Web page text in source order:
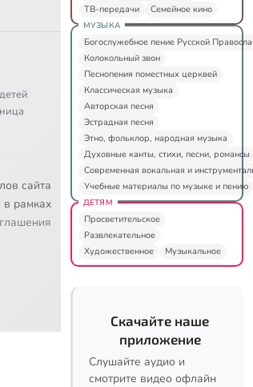
сайта
в рамках
ТВ-передачи
Семейное кино
МУЗЫКА
Богослужебное пение Русской
Колокольный звон
Песнопения поместных церквей
Классическая музыка
Авторская песня
Эстрадная песня
Этно, фольклор, народная музыка
Духовные канты, стихи, песни, романсы
Современная вокальная и
Учебные материалы по музыке и пению
ДЕТЯМ
Просветительское
Развлекательное
Художественное
Музыкальное
Скачайте наше
приложение
Слушайте аудио и
смотрите видео офлайн